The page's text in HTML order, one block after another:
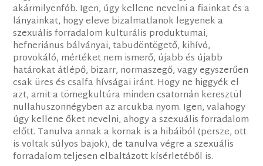
akármilyenfób. Igen, úgy kellene nevelni a fiainkat és a
lányainkat, hogy eleve bizalmatlanok legyenek a
szexuális forradalom kulturális produktumai,
hefneriánus bálványai, tabudöntögető, kihívó,
provokáló, mértéket nem ismerő, újabb és újabb
határokat átlépő, bizarr, normaszegő, vagy egyszerűen
csak üres és csalfa hívságai iránt. Hogy ne higgyék el
azt, amit a tömegkultúra minden csatornán keresztül
nullahuszonnégyben az arcukba nyom. Igen, valahogy
úgy kellene őket nevelni, ahogy a szexuális forradalom
előtt. Tanulva annak a kornak is a hibáiból (persze, ott
is voltak súlyos bajok), de tanulva végre a szexuális
forradalom teljesen elbaltázott kísérletéből is.